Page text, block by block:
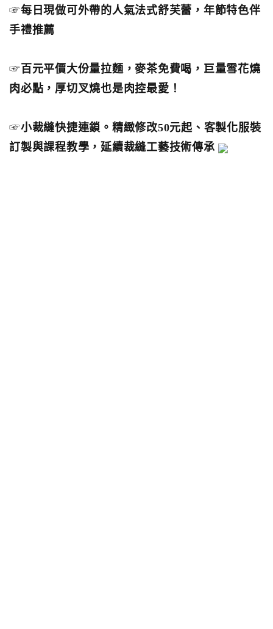
☞每日現做可外帶的人氣法式舒芙蕾，年節特色伴
手禮推薦
☞ 百元平價大份量拉麵，麥茶免費喝，巨量雪花燒
肉必點，厚切叉燒也是肉控最愛！
☞小裁縫快捷連鎖。精緻修改50元起、客製化服裝
訂製與課程教學，延續裁縫工藝技術傳承